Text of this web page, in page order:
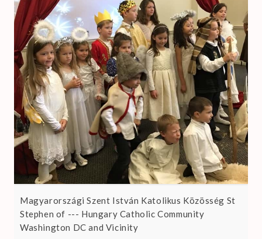
Magyarországi Szent István Katolikus Közösség St
Stephen of --- Hungary Catholic Community
Washington DC and Vicinity